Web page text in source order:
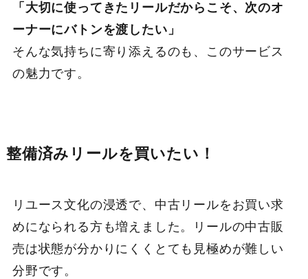
「大切に使ってきたリールだからこそ、次のオ
ーナーにバトンを渡したい」
そんな気持ちに寄り添えるのも、このサービス
の魅力です。
整備済みリールを買いたい！
リユース文化の浸透で、中古リールをお買い求
めになられる方も増えました。リールの中古販
売は状態が分かりにくくとても見極めが難しい
分野です。